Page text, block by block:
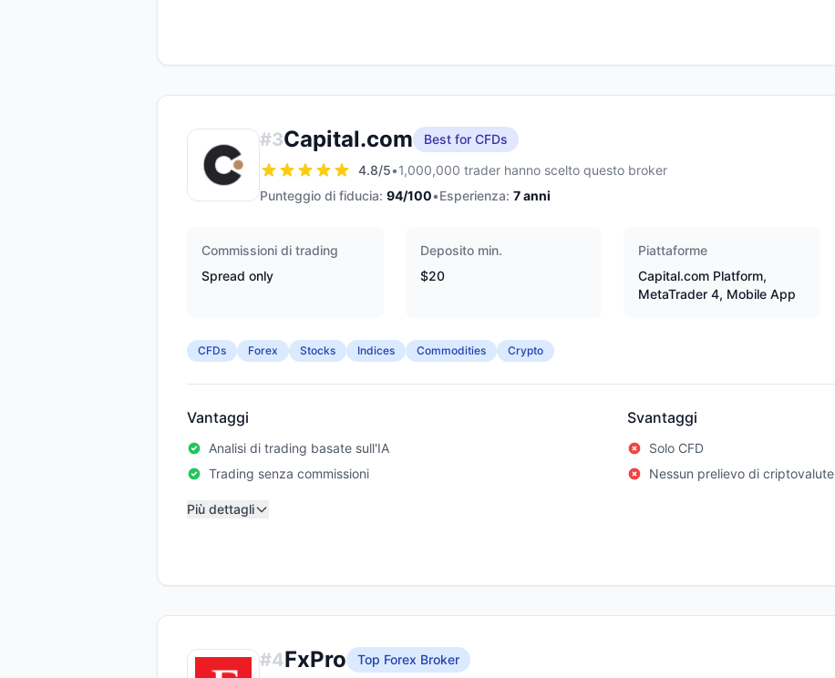
#3Capital.com
Best for CFDs
4.8/5•1,000,000 trader hanno scelto questo broker
Punteggio di fiducia: 94/100•Esperienza: 7anni
Commissioni di trading
Spread only
Deposito min.
$20
Piattaforme
Capital.com Platform,
MetaTrader 4, Mobile App
CFDs Forex Stocks Indices Commodities Crypto
Vantaggi
Analisi di trading basate sull'IA
Trading senza commissioni
Svantaggi
Solo CFD
Nessun prelievo di criptovalute
Più dettagli
#4FxPro
Top Forex Broker